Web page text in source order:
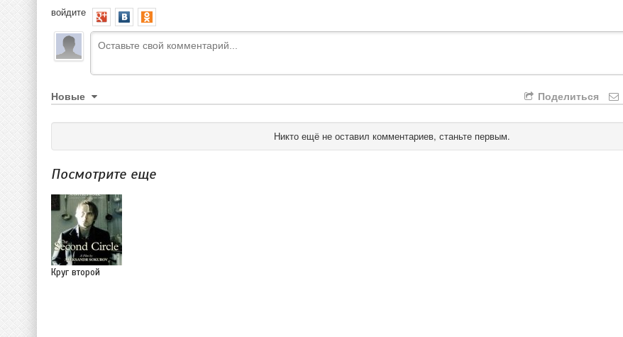
войдите
Новые Поделиться
Никто ещё не оставил комментариев, станьте первым.
Посмотрите еще
Круг второй